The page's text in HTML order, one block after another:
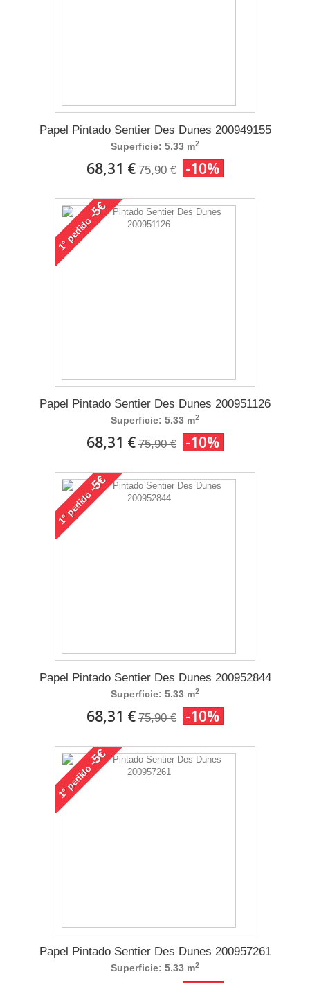
Papel Pintado Sentier Des Dunes 200949155
Superficie: 5.33 m2
68,31 € 75,90 € -10%
1°
pedido
-5€
Papel Pintado Sentier Des Dunes 200951126
Superficie: 5.33 m2
68,31 € 75,90 € -10%
1°
pedido
-5€
Papel Pintado Sentier Des Dunes 200952844
Superficie: 5.33 m2
68,31 € 75,90 € -10%
1°
pedido
-5€
Papel Pintado Sentier Des Dunes 200957261
Superficie: 5.33 m2